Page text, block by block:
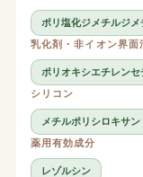
ポリ塩化ジメチルジ
乳化剤・非イオン界面
ポリオキシエチレン
シリコン
メチルポリシロキサン
薬用有効成分
レゾルシン